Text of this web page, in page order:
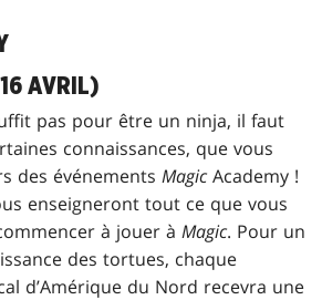
AVRIL)
pas pour être un ninja, il faut
connaissances, que vous
des événementsMagic Academy !
enseigneront tout ce que vous
à jouer àMagic. Pour un
des tortues, chaque
d’Amérique du Nord recevra une